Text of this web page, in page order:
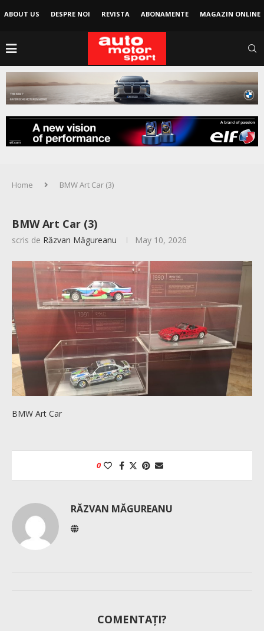
ABOUT US DESPRE NOI REVISTA ABONAMENTE MAGAZIN ONLINE
Home BMW Art Car (3)
BMW Art Car (3)
scris de Răzvan Măgureanu May 10, 2026
BMW Art Car
0
RĂZVAN MĂGUREANU
COMENTAȚI?